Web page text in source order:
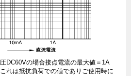
DC60Vの場合接点電流の最大値＝1A
は抵抗負荷での値でありご使用時に